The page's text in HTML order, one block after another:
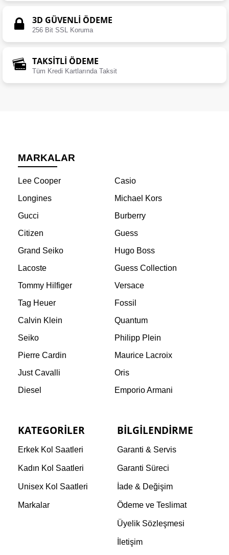
3D GÜVENLİ ÖDEME
256 Bit SSL Koruma
TAKSİTLİ ÖDEME
Tüm Kredi Kartlarında Taksit
MARKALAR
Lee Cooper
Casio
Longines
Michael Kors
Gucci
Burberry
Citizen
Guess
Grand Seiko
Hugo Boss
Lacoste
Guess Collection
Tommy Hilfiger
Versace
Tag Heuer
Fossil
Calvin Klein
Quantum
Seiko
Philipp Plein
Pierre Cardin
Maurice Lacroix
Just Cavalli
Oris
Diesel
Emporio Armani
KATEGORILER
Erkek Kol Saatleri
Kadın Kol Saatleri
Unisex Kol Saatleri
Markalar
BILGILENDIRME
Garanti & Servis
Garanti Süreci
İade & Değişim
Ödeme ve Teslimat
Üyelik Sözleşmesi
İletişim